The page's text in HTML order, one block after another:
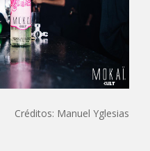
Créditos: Manuel Yglesias